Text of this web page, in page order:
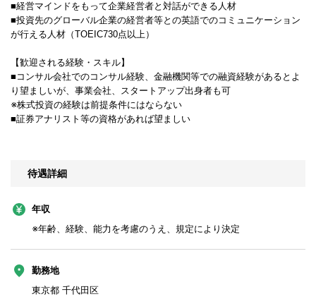
■経営マインドをもって企業経営者と対話ができる人材
■投資先のグローバル企業の経営者等との英語でのコミュニケーション
が行える人材（TOEIC730点以上）
【歓迎される経験・スキル】
■コンサル会社でのコンサル経験、金融機関等での融資経験があるとよ
り望ましいが、事業会社、スタートアップ出身者も可
※株式投資の経験は前提条件にはならない
■証券アナリスト等の資格があれば望ましい
待遇詳細
年収
※年齢、経験、能力を考慮のうえ、規定により決定
勤務地
東京都 千代田区